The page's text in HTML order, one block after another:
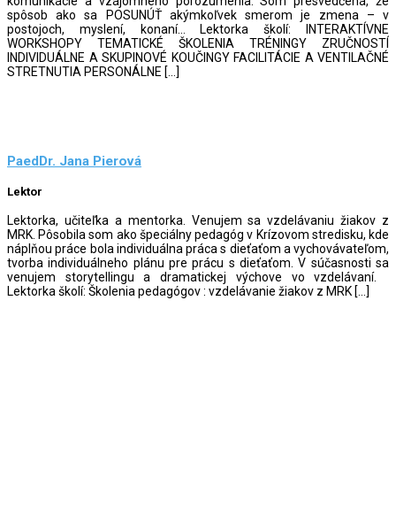
spôsob ako sa POSUNÚŤ akýmkoľvek smerom je zmena – v
postojoch, myslení, konaní… Lektorka školí: INTERAKTÍVNE
WORKSHOPY TEMATICKÉ ŠKOLENIA TRÉNINGY ZRUČNOSTÍ
INDIVIDUÁLNE A SKUPINOVÉ KOUČINGY FACILITÁCIE A VENTILAČNÉ
STRETNUTIA PERSONÁLNE […]
PaedDr. Jana Pierová
Lektor
Lektorka, učiteľka a mentorka. Venujem sa vzdelávaniu žiakov z
MRK. Pôsobila som ako špeciálny pedagóg v Krízovom stredisku, kde
náplňou práce bola individuálna práca s dieťaťom a vychovávateľom,
tvorba individuálneho plánu pre prácu s dieťaťom. V súčasnosti sa
venujem storytellingu a dramatickej výchove vo vzdelávaní.
Lektorka školí: Školenia pedagógov : vzdelávanie žiakov z MRK […]